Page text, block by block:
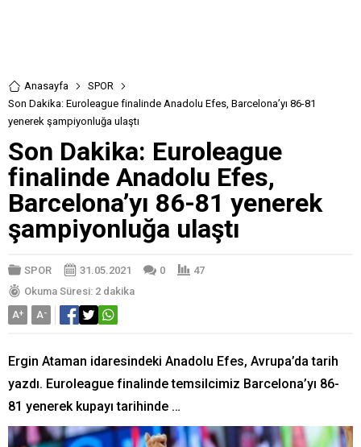
Anasayfa
SPOR
Son Dakika: Euroleague finalinde Anadolu Efes, Barcelona’yı 86-81
yenerek şampiyonluğa ulaştı
Son Dakika: Euroleague
finalinde Anadolu Efes,
Barcelona’yı 86-81 yenerek
şampiyonluğa ulaştı
SPOR 31.05.2021 0
47
Okuma Süresi: 2 dakika
A+ A-
Ergin Ataman idaresindeki Anadolu Efes, Avrupa’da tarih
yazdı. Euroleague finalinde temsilcimiz Barcelona’yı 86-
81 yenerek kupayı tarihinde …